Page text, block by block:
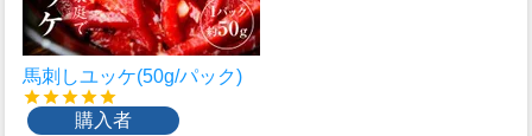
馬刺しユッケ(50g/パック)
購入者